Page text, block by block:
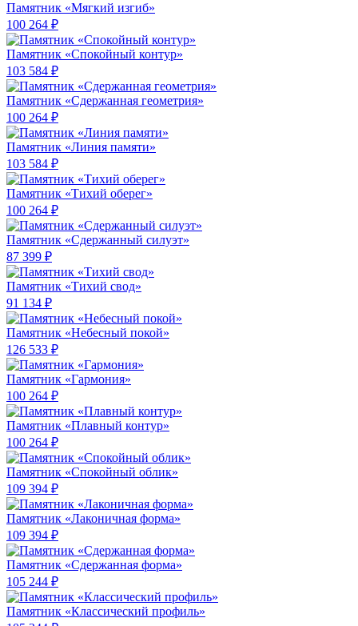
Памятник «Мягкий изгиб»
100 264 ₽
Памятник «Спокойный контур»
103 584 ₽
Памятник «Сдержанная геометрия»
100 264 ₽
Памятник «Линия памяти»
103 584 ₽
Памятник «Тихий оберег»
100 264 ₽
Памятник «Сдержанный силуэт»
87 399 ₽
Памятник «Тихий свод»
91 134 ₽
Памятник «Небесный покой»
126 533 ₽
Памятник «Гармония»
100 264 ₽
Памятник «Плавный контур»
100 264 ₽
Памятник «Спокойный облик»
109 394 ₽
Памятник «Лаконичная форма»
109 394 ₽
Памятник «Сдержанная форма»
105 244 ₽
Памятник «Классический профиль»